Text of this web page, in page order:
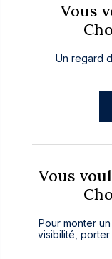
Vous
Un regard
Vous
Pour monter
visibilité,